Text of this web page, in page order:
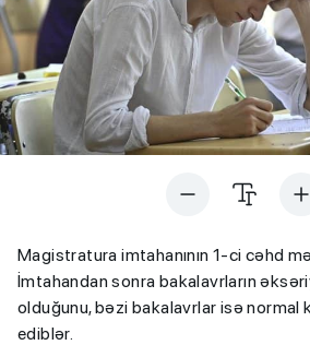
Magistratura imtahanının 1-ci cəhd
İmtahandan sonra bakalavrların
olduğunu, bəzi bakalavrlar isə normal
ediblər.